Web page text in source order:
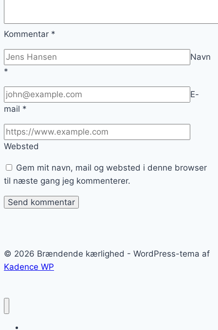
Kommentar *
Navn
*
E-
mail *
Websted
Gem mit navn, mail og websted i denne browser
til næste gang jeg kommenterer.
© 2026 Brændende kærlighed - WordPress-tema af
Kadence WP